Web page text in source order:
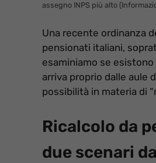
assegno INPS più alto
Una recente ordinanza
pensionati italiani,
esaminiamo se
arriva proprio dalle aule
possibilità in materia di
Ricalcolo da
due scenari